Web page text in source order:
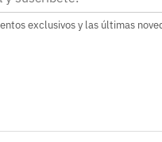
exclusivos y las últimas